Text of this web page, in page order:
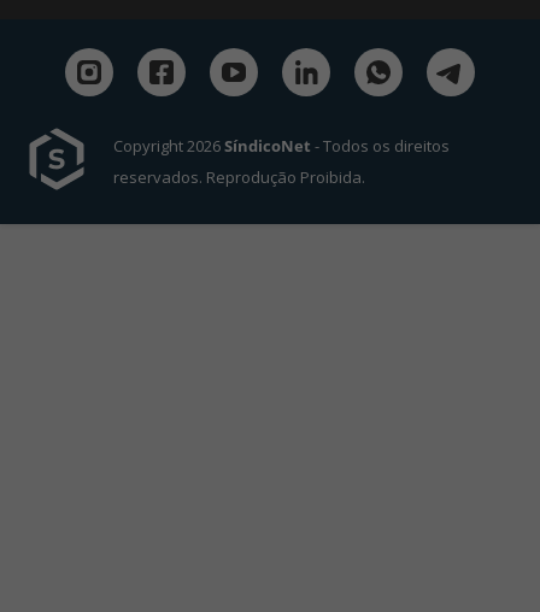
Copyright 2026SíndicoNet - Todos os direitos
reservados. Reprodução Proibida.